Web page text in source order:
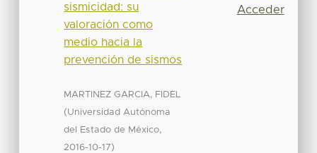
sismicidad: su
valoración como
medio hacia la
prevención de sismos
MARTINEZ GARCIA, FIDEL
(Universidad Autónoma
del Estado de México,
2016-10-17)
Acceder